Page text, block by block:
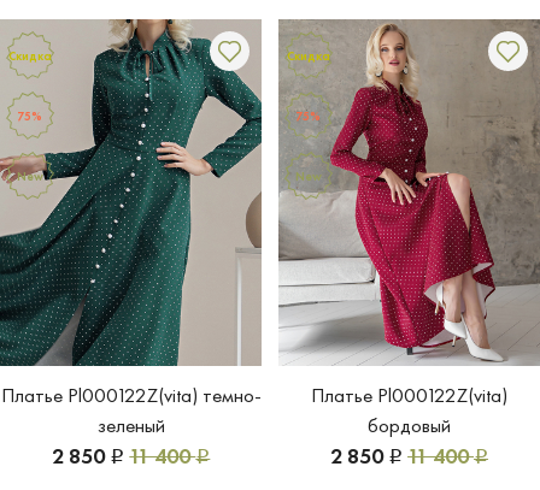
Платье Pl000122Z(vita) темно-
зеленый
2 850 Р 11 400Р
Скидка
75%
New
Платье Pl000122Z(vita)
бордовый
2 850 Р 11 400Р
Скидка
75%
New